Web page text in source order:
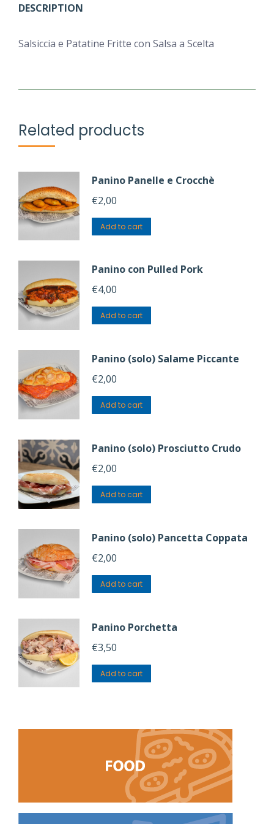
DESCRIPTION
Salsiccia e Patatine Fritte con Salsa a Scelta
Related products
Panino Panelle e Crocchè
€2,00
Add to cart
Panino con Pulled Pork
€4,00
Add to cart
Panino (solo) Salame Piccante
€2,00
Add to cart
Panino (solo) Prosciutto Crudo
€2,00
Add to cart
Panino (solo) Pancetta Coppata
€2,00
Add to cart
Panino Porchetta
€3,50
Add to cart